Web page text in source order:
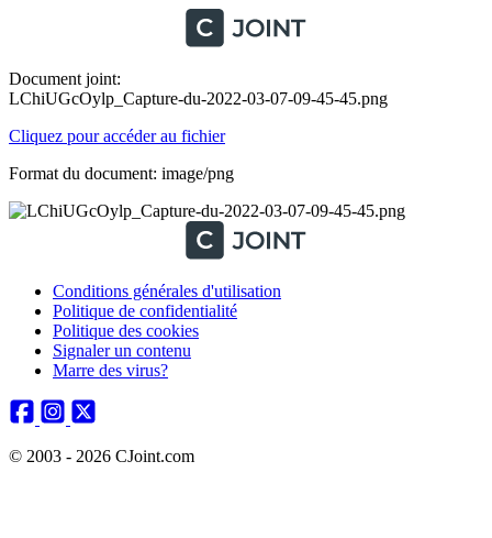
Document joint:
LChiUGcOylp_Capture-du-2022-03-07-09-45-45.png
Cliquez pour accéder au fichier
Format du document: image/png
Conditions générales d'utilisation
Politique de confidentialité
Politique des cookies
Signaler un contenu
Marre des virus?
© 2003 - 2026 CJoint.com